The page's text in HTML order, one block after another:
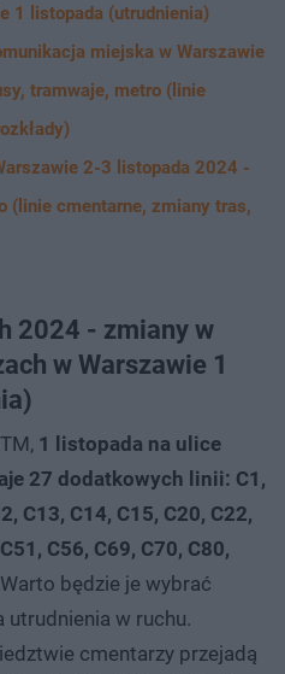
1 listopada (utrudnienia)
miejska w Warszawie
tramwaje, metro (linie
2-3 listopada 2024 -
(linie cmentarne, zmiany tras,
2024 - zmiany w
w Warszawie 1
1 listopada na ulice
27 dodatkowych linii: C1,
C13, C14, C15, C20, C22,
C56, C69, C70, C80,
będzie je wybrać
utrudnienia w ruchu.
cmentarzy przejadą